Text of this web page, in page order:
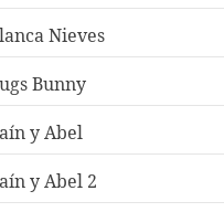
Nieves
Bunny
y Abel
y Abel 2